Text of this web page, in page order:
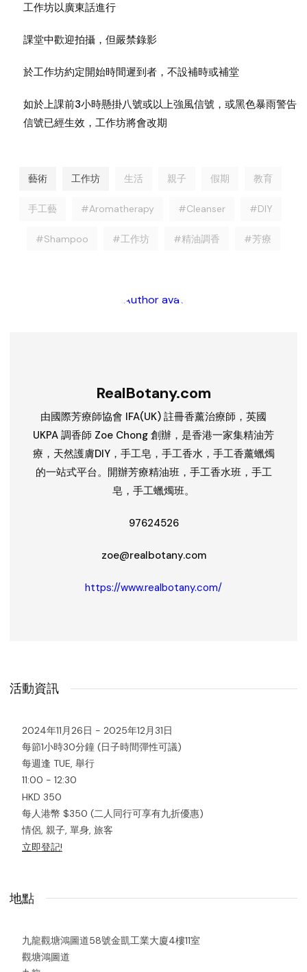
工作坊以廣東話進行
課堂中歡迎拍攝，但嚴禁錄影
於工作坊約定開始時間遲到者，不設補時或補堂
如於上課前3小時懸掛八號或以上強風信號，或黑色暴雨警告
信號已經生效，工作坊將會改期
藝術 工作坊 生活 親子 假期 教育
手工藝 #Aromatherapy #Cleanser #DIY
#Shampoo #工作坊 #精油調香 #芳療
RealBotany.com
由國際芳療師協會 IFA(UK) 註冊香薰治療師，英國
UKPA 調香師 Zoe Chong 創辦，是香港一家集精油芳
療，天然護膚DIY，手工皂，手工香水，手工香薰蠟燭
的一站式平台。開辦芳療精油班，手工香水班，手工
皂，手工蠟燭班。
97624526
zoe@realbotany.com
https://www.realbotany.com/
活動資訊
2024年11月26日 - 2025年12月31日
每節1小時30分鐘 (日子時間彈性可議)
每週逢 TUE, 舉行
11:00 - 12:30
HKD 350
每人港幣 $350 (二人同行可享有九折優惠)
情侶, 親子, 單身, 旅客
立即登記!
地點
九龍觀塘鴻圖道58號金凱工業大廈4樓11室
觀塘鴻圖道